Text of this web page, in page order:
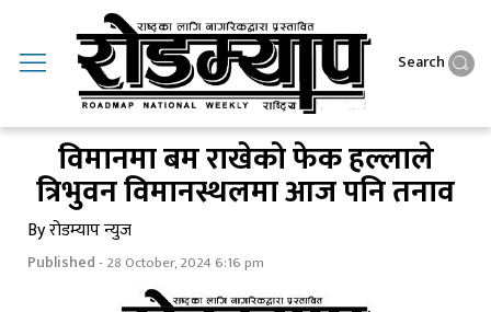
Search
विमानमा बम राखेकाे फेक हल्लाले
त्रिभुवन विमानस्थलमा आज पनि तनाव
By रोडम्याप न्युज
Published- 28 October, 2024 6:16 pm